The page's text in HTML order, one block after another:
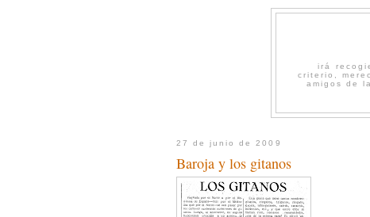
irá
criterio,
amigos de
27 de junio de 2009
Baroja y los gitanos